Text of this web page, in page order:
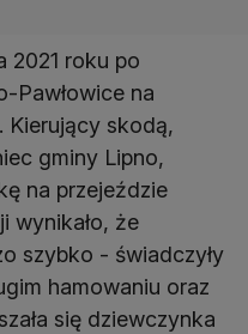
2021 roku po
Pawłowice na
skodą,
gminy Lipno,
na przejeździe
wynikało, że
szybko - świadczyły
hamowaniu oraz
się dziewczynka